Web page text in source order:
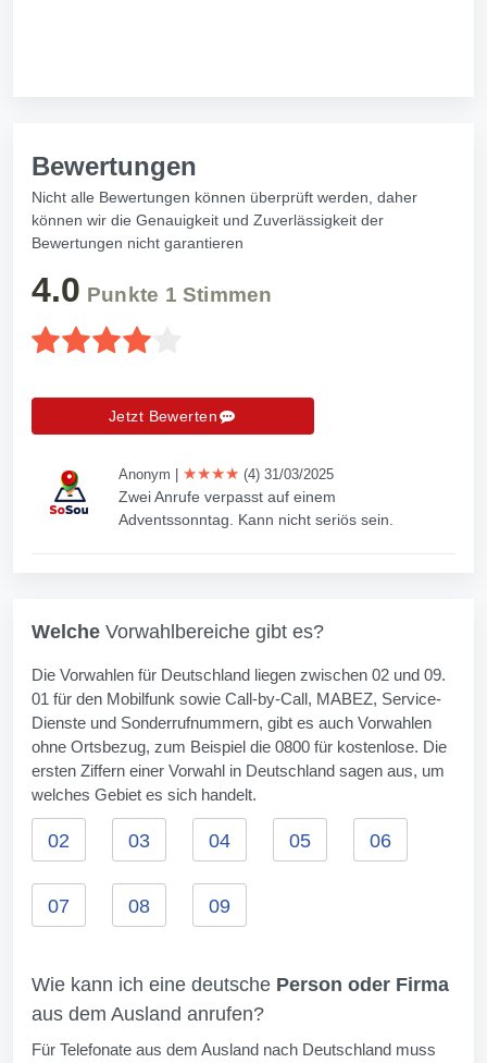
Bewertungen
Nicht alle Bewertungen können überprüft werden, daher
können wir die Genauigkeit und Zuverlässigkeit der
Bewertungen nicht garantieren
4.0 Punkte 1 Stimmen
Jetzt Bewerten
Anonym ★★★★ (4) 31/03/2025
Zwei Anrufe verpasst auf einem
Adventssonntag. Kann nicht seriös sein.
Welche Vorwahlbereiche gibt es?
Die Vorwahlen für Deutschland liegen zwischen 02 und 09.
01 für den Mobilfunk sowie Call-by-Call, MABEZ, Service-
Dienste und Sonderrufnummern, gibt es auch Vorwahlen
ohne Ortsbezug, zum Beispiel die 0800 für kostenlose. Die
ersten Ziffern einer Vorwahl in Deutschland sagen aus, um
welches Gebiet es sich handelt.
02 03 04 05 06
07 08 09
Wie kann ich eine deutsche Person oder Firma
aus dem Ausland anrufen?
Für Telefonate aus dem Ausland nach Deutschland muss